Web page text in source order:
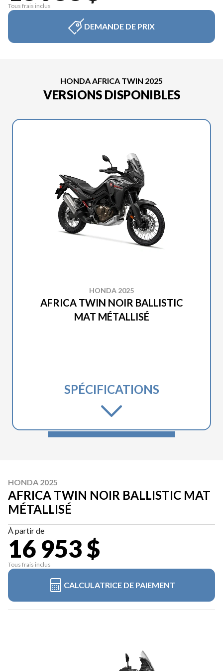
Tous frais inclus
DEMANDE DE PRIX
HONDA AFRICA TWIN 2025
VERSIONS DISPONIBLES
HONDA 2025
AFRICA TWIN NOIR BALLISTIC
MAT MÉTALLISÉ
SPÉCIFICATIONS
HONDA 2025
AFRICA TWIN NOIR BALLISTIC MAT
MÉTALLISÉ
À partir de
16 953 $
Tous frais inclus
CALCULATRICE DE PAIEMENT